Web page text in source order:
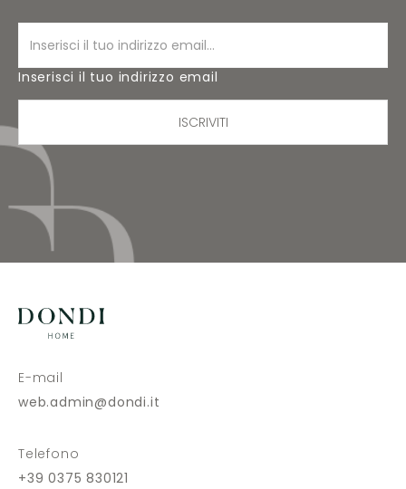
Inserisci il tuo indirizzo email
ISCRIVITI
E-mail
web.admin@dondi.it
Telefono
+39 0375 830121